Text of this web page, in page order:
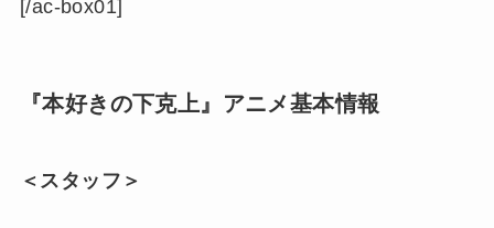
[/ac-box01]
『本好きの下克上』アニメ基本情報
＜スタッフ＞